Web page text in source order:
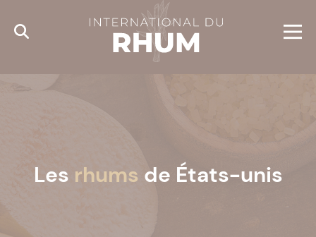
Les rhums de États-unis
Cookies management panel